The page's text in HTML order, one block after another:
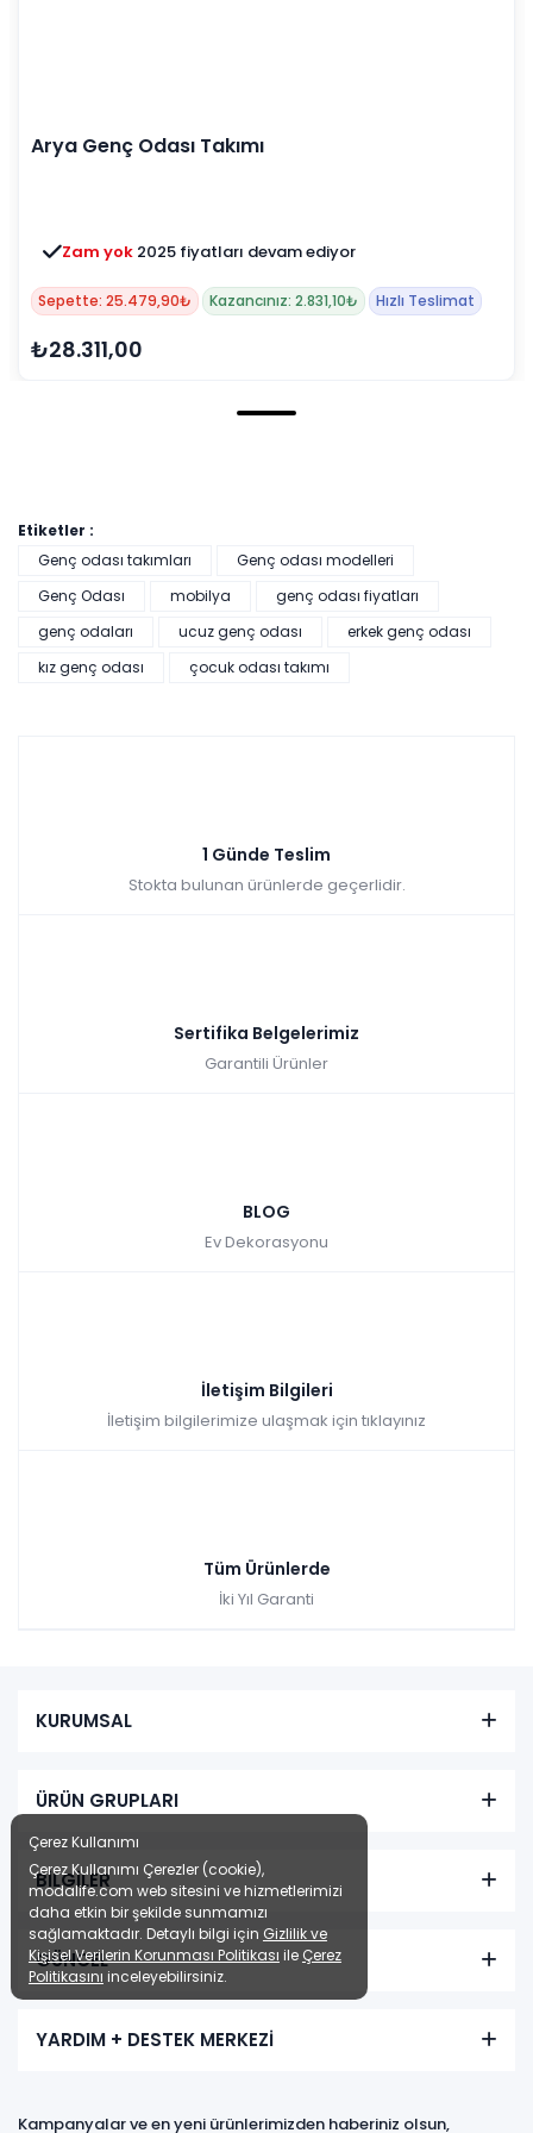
Arya Genç Odası Takımı
3 ay ertelemeli 18 ayalışveriş kredisiyle öde
Sepette: 25.479,90₺ Kazancınız: 2.831,10₺ Hızlı Teslimat
₺28.311,00
Etiketler :
Genç odası takımları
Genç odası modelleri
Genç Odası
mobilya
genç odası fiyatları
genç odaları
ucuz genç odası
erkek genç odası
kız genç odası
çocuk odası takımı
1 Günde Teslim
Stokta bulunan ürünlerde geçerlidir.
Sertifika Belgelerimiz
Garantili Ürünler
BLOG
Ev Dekorasyonu
İletişim Bilgileri
İletişim bilgilerimize ulaşmak için tıklayınız
Tüm Ürünlerde
İki Yıl Garanti
KURUMSAL
ÜRÜN GRUPLARI
BİLGİLER
GÜNCEL
YARDIM + DESTEK MERKEZİ
Kampanyalar ve en yeni ürünlerimizden haberiniz olsun,
Çerez Kullanımı
Çerez Kullanımı Çerezler (cookie),
modalife.com web sitesini ve hizmetlerimizi
daha etkin bir şekilde sunmamızı
sağlamaktadır. Detaylı bilgi için Gizlilik ve
Kişisel Verilerin Korunması Politikası ile Çerez
Politikasını inceleyebilirsiniz.